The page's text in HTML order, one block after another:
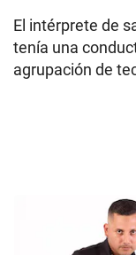
El intérprete de
tenía una
agrupación de